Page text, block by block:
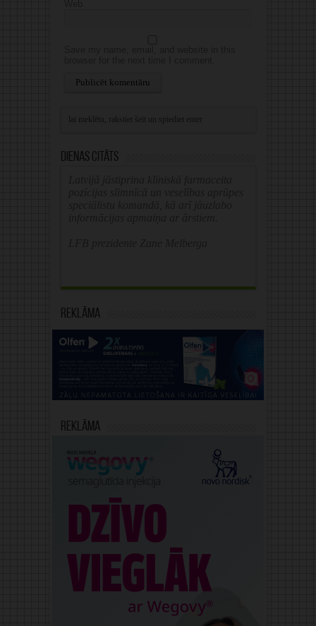
Dienas citāts
Reklāma
Reklāma